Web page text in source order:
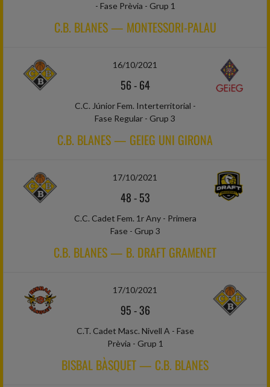
- Fase Prèvia - Grup 1
C.B. BLANES — MONTESSORI-PALAU
16/10/2021
56-64
C.C. Júnior Fem. Interterritorial -
Fase Regular - Grup 3
C.B. BLANES — GEIEG UNI GIRONA
17/10/2021
48-53
C.C. Cadet Fem. 1r Any - Primera
Fase - Grup 3
C.B. BLANES — B. DRAFT GRAMENET
17/10/2021
95-36
C.T. Cadet Masc. Nivell A - Fase
Prèvia - Grup 1
BISBAL BÀSQUET — C.B. BLANES